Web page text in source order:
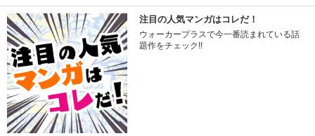
注目の人気マンガはコレだ！
ウォーカープラスで今一番読まれている話
題作をチェック!!